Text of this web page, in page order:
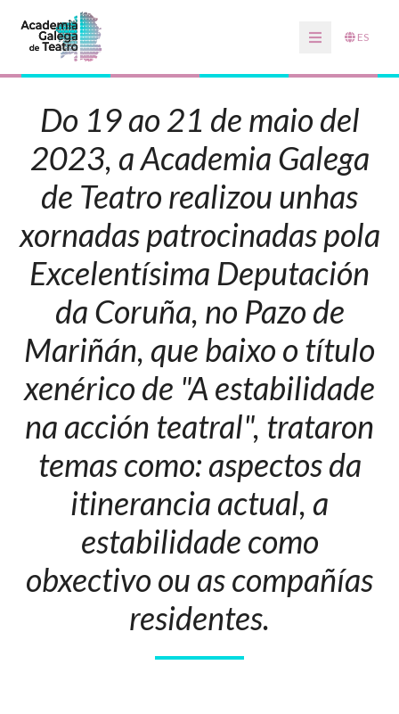
ES
Do 19 ao 21 de maio del
2023, a Academia Galega
de Teatro realizou unhas
xornadas patrocinadas pola
Excelentísima Deputación
da Coruña, no Pazo de
Mariñán, que baixo o título
xenérico de "A estabilidade
na acción teatral", trataron
temas como: aspectos da
itinerancia actual, a
estabilidade como
obxectivo ou as compañías
residentes.